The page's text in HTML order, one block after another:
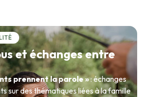
et échanges entre
prennent la parole »: échanges
sur des thématiques liées à la famille